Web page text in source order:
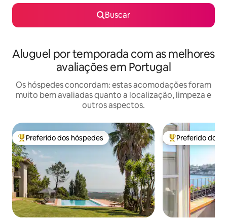
Buscar
Aluguel por temporada com as melhores
avaliações em Portugal
Os hóspedes concordam: estas acomodações foram
muito bem avaliadas quanto a localização, limpeza e
outros aspectos.
Entre os melhores preferidos dos hóspedes
Preferido dos hóspedes Entre os
Preferido dos